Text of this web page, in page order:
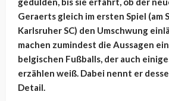
Geraerts gleich im ersten Spiel (am
Karlsruher SC) den Umschwung
machen zumindest die Aussagen
belgischen Fußballs, der auch
erzählen weiß. Dabei nennt er
Detail.